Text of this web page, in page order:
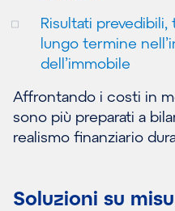
Risultati prevedibili,
lungo termine
dell’immobile
Affrontando i costi in
sono più preparati a
realismo finanziario
Soluzioni su